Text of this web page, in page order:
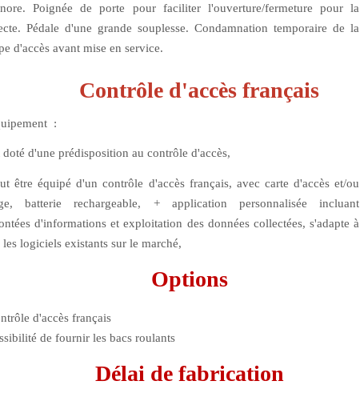
.Poignée de porte pour faciliter l'ouverture/fermeture pour la
Pédale d'une grande souplesse. Condamnation temporaire de la
d'accès avant mise en service.
Contrôle d'accès français
:
doté d'une prédisposition au contrôle d'accès,
être équipéd'un contrôle d'accès français, avec carte d'accès et/ou
batterie rechargeable, + application personnalisée incluant
d'informations et exploitation des données collectées, s'adapte à
les logiciels existants sur le marché,
Options
d'accès français
de fournir les bacs roulants
Délai de fabrication